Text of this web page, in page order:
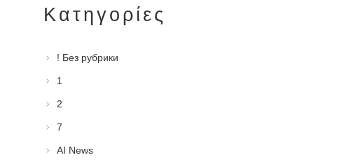
Kατηγορίες
! Без рубрики
1
2
7
AI News